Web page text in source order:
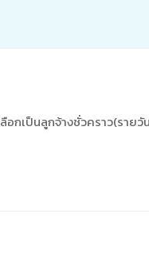
เป็นลูกจ้างชั่วคราว(รายวั